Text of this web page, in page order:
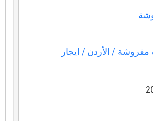
مفروشة/ الأردن/ ايجار